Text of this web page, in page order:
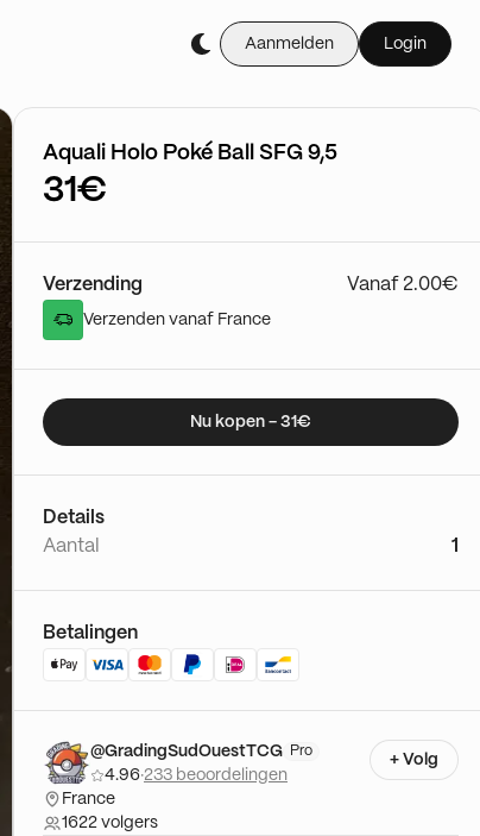
Aanmelden Login
Koop het live tijdens
03/01 - 15:50
Ga naar de
Aquali Holo Poké Ball SFG 9,5
31€
Verzending Vanaf 2.00€
Verzenden vanaf France
Nu kopen - 31€
Details
Aantal
1
Betalingen
@GradingSudOuestTCG Pro
4.96·233 beoordelingen
France
1622 volgers
+ Volg